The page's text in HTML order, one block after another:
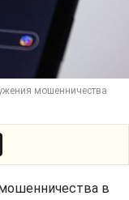
мошенничества
в